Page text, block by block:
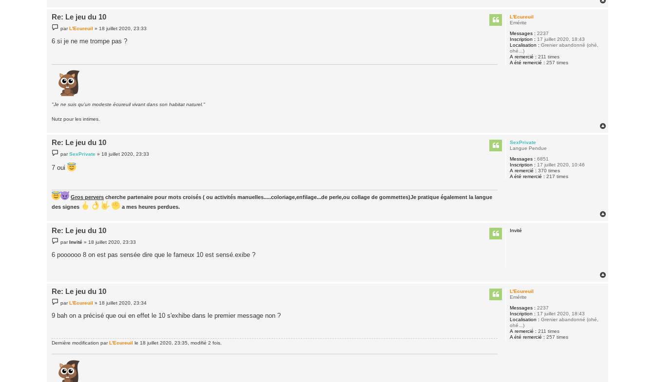
L'Ecureuil
Emérite
Messages : 2237
Inscription : 17 juillet 2020, 18:43
Localisation : Grenier abandonné (ohé,
ohé...)
A remercié : 211 times
A été remercié : 257 times
Re: Le jeu du 10
e
s
s
parL'Ecureuil » 18 juillet 2020, 23:33
6 si je ne me trompe pas ?
"Je ne suis qu'un modeste écureuil vivant dans son habitat naturel."
Nutz pour les intimes.
SexPrivate
Langue Pendue
Messages : 6851
Inscription : 17 juillet 2020, 10:46
A remercié : 370 times
A été remercié : 217 times
Re: Le jeu du 10
e
s
parSexPrivate » 18 juillet 2020, 23:33
7 oui
Gros pervers cherche partenaire pour mots croisés ( ou activités manuelles.....coloriage,enfilage...de perle,ou collage de gommettes)Je pratique également la langue
des signes
a mes heures perdues.
Invité
Re: Le jeu du 10
e
s
parInvité » 18 juillet 2020, 23:33
6 poooooo 8 on est pas sensée dire que le fameux 10 est sensé.exibe ?
L'Ecureuil
Emérite
Messages : 2237
Inscription : 17 juillet 2020, 18:43
Localisation : Grenier abandonné (ohé,
ohé...)
A remercié : 211 times
A été remercié : 257 times
Re: Le jeu du 10
e
s
parL'Ecureuil » 18 juillet 2020, 23:34
9 bah on a précisé que oui en effet le 10 s'exhibe dans le premier message non ?
Dernière modification parL'Ecureuil le 18 juillet 2020, 23:35, modifié 2 fois.